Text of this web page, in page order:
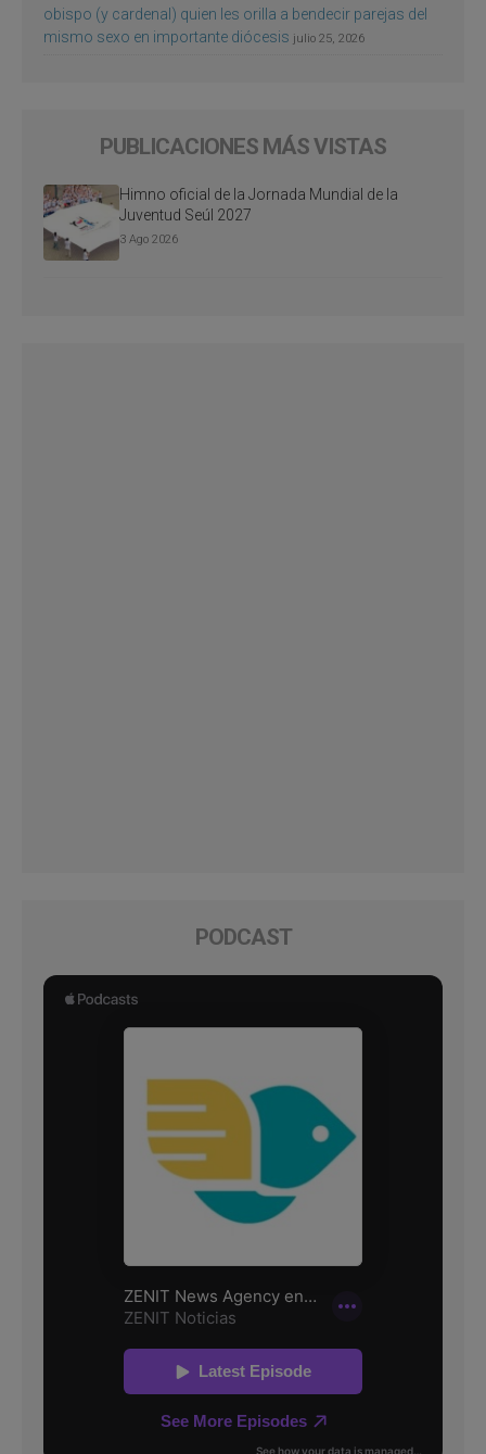
obispo (y cardenal) quien les orilla a bendecir parejas del
mismo sexo en importante diócesis julio 25, 2026
PUBLICACIONES MÁS VISTAS
Himno oficial de la Jornada Mundial de la
Juventud Seúl 2027
3 Ago 2026
PODCAST